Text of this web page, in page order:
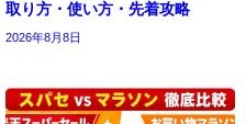
取り方・使い方・先着攻略
2026年8月8日